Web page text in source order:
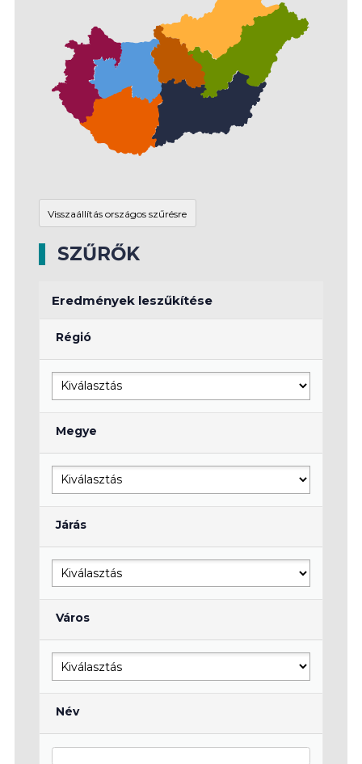
SZŰRŐK
Eredmények leszűkítése
Régió
Megye
Járás
Város
Név